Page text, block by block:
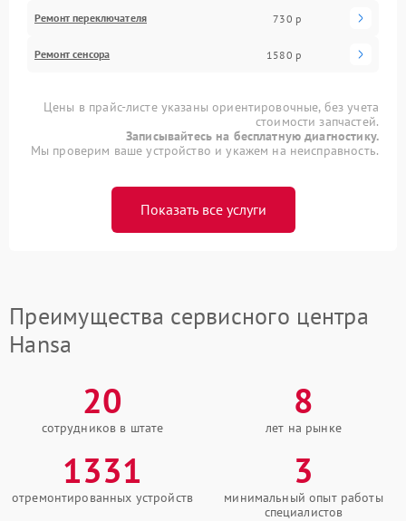
Ремонт переключателя 730 р
Ремонт сенсора 1580 р
Цены в прайс-листе указаны ориентировочные, без учета
стоимости запчастей.
Записывайтесь на бесплатную диагностику.
Мы проверим ваше устройство и укажем на неисправность.
Показать все услуги
Преимущества сервисного центра
Hansa
20
сотрудников в штате
8
лет на рынке
1331
отремонтированных устройств
3
минимальный опыт работы
специалистов